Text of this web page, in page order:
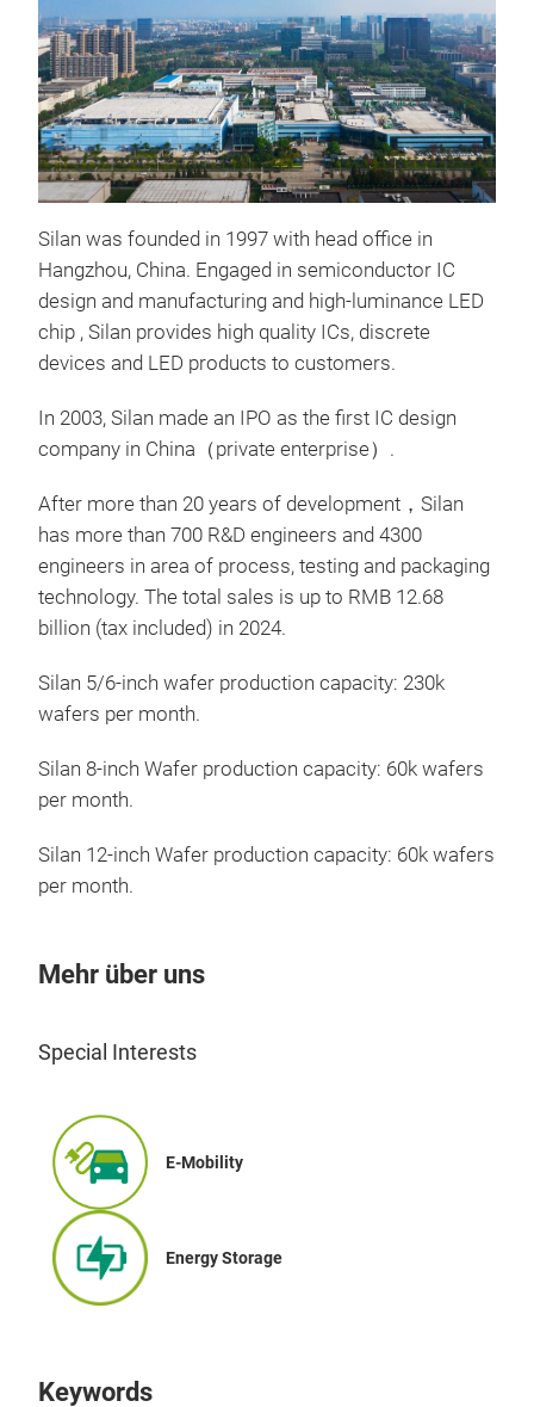
Silan was founded in 1997 with head office in
Hangzhou, China. Engaged in semiconductor IC
design and manufacturing and high-luminance LED
chip , Silan provides high quality ICs, discrete
devices and LED products to customers.
In 2003, Silan made an IPO as the first IC design
company in China （private enterprise） .
After more than 20 years of development ， Silan
has more than 700 R&D engineers and 4300
engineers in area of process, testing and packaging
technology. The total sales is up to RMB 12.68
billion (tax included) in 2024.
Silan 5/6-inch wafer production capacity: 230k
wafers per month.
Silan 8-inch Wafer production capacity: 60k wafers
per month.
Silan 12-inch Wafer production capacity: 60k wafers
per month.
Mehr über uns
Special Interests
E-Mobility
Energy Storage
Keywords